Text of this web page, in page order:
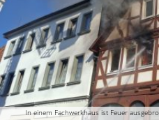
In einem Fachwerkhaus ist Feuer